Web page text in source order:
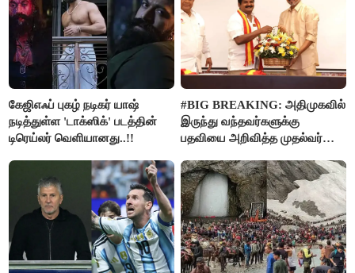
கேஜிஎஃப் புகழ் நடிகர் யாஷ்
நடித்துள்ள 'டாக்‌ஸிக்' படத்தின்
டிரெய்லர் வெளியானது..!!
#BIG BREAKING: அதிமுகவில்
இருந்து வந்தவர்களுக்கு
பதவியை அறிவித்த முதல்வர்